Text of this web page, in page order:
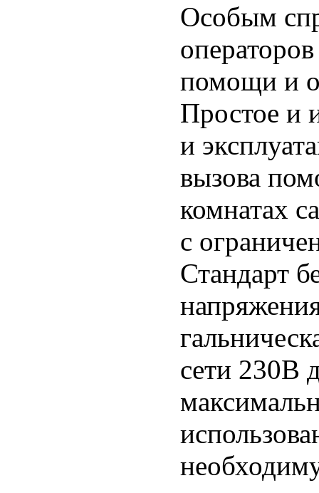
Особым
помощи и
Простое и
и
вызова
комнатах
с
Стандарт
сети 230В